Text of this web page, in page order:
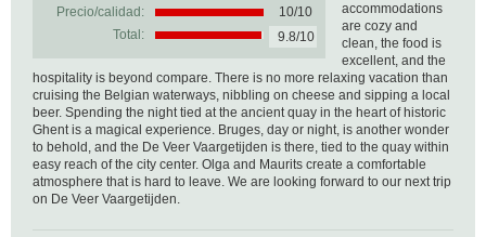
Precio/calidad:
10/10
Total:
9.8/10
accommodations
are cozy and
clean, the food is
excellent, and the
hospitality is beyond compare. There is no more relaxing vacation than
cruising the Belgian waterways, nibbling on cheese and sipping a local
beer. Spending the night tied at the ancient quay in the heart of historic
Ghent is a magical experience. Bruges, day or night, is another wonder
to behold, and the De Veer Vaargetijden is there, tied to the quay within
easy reach of the city center. Olga and Maurits create a comfortable
atmosphere that is hard to leave. We are looking forward to our next trip
on De Veer Vaargetijden.